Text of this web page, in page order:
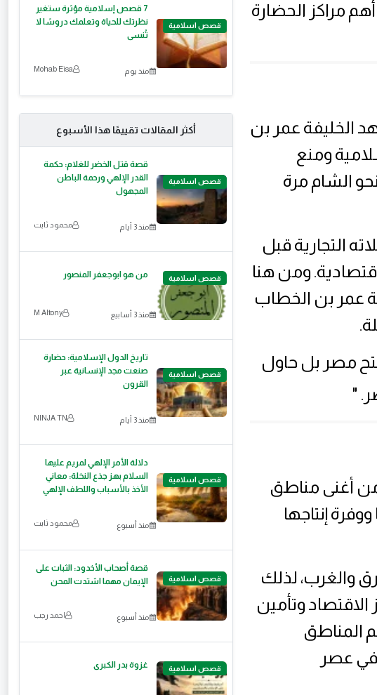
مراكز الحضارة
الخليفة عمر بن
ومنع
الشام مرة
التجارية قبل
ومن هنا
عمر بن الخطاب
مصر بل حاول
"
أغنى مناطق
إنتاجها
والغرب، لذلك
وتأمين
المناطق
في عصر
قصص اسلامية
7 قصص إسلامية مؤثرة ستغير
نظرتك للحياة وتعلمك دروسًا لا
تُنسى
منذ يوم Mohab Eisa
أكثر المقالات تقييمًا هذا الأسبوع
قصص اسلامية
قصة قتل الخضر للغلام: حكمة
القدر الإلهي ورحمة الباطن
المجهول
منذ 3 أيام محمود ثابت
قصص اسلامية من هو ابوجعفر المنصور
منذ 3 أسابيع M Altony
قصص اسلامية
تاريخ الدول الإسلامية: حضارة
صنعت مجد الإنسانية عبر
القرون
منذ 3 أيام NINJA TN
قصص اسلامية
دلالة الأمر الإلهي لمريم عليها
السلام بهز جذع النخلة: معاني
الأخذ بالأسباب واللطف الإلهي
منذ أسبوع محمود ثابت
قصص اسلامية
قصة أصحاب الأخدود: الثبات على
الإيمان مهما اشتدت المحن
منذ أسبوع احمد رجب
قصص اسلامية غزوة بدر الكبرى